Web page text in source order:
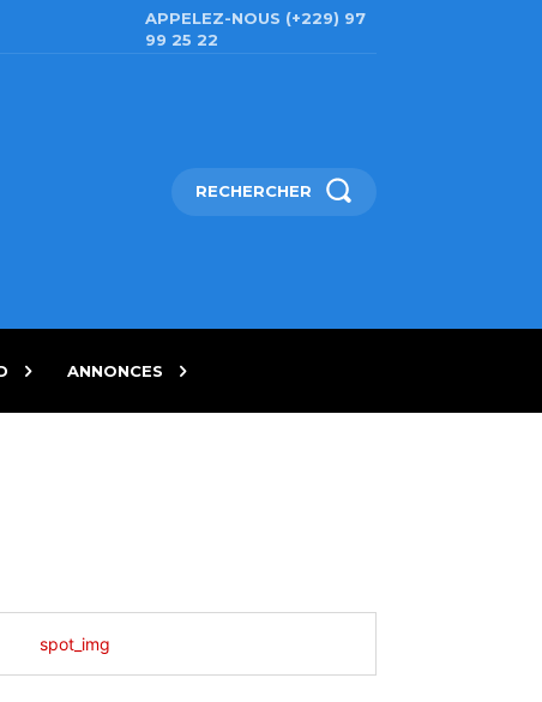
APPELEZ-NOUS (+229) 97
99 25 22
RECHERCHER
ANNONCES